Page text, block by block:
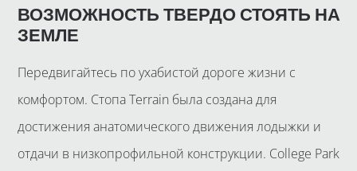
ВОЗМОЖНОСТЬ ТВЕРДО СТОЯТЬ НА
ЗЕМЛЕ
Передвигайтесь по ухабистой дороге жизни с
комфортом. Стопа Terrain была создана для
достижения анатомического движения лодыжки и
отдачи в низкопрофильной конструкции. College Park